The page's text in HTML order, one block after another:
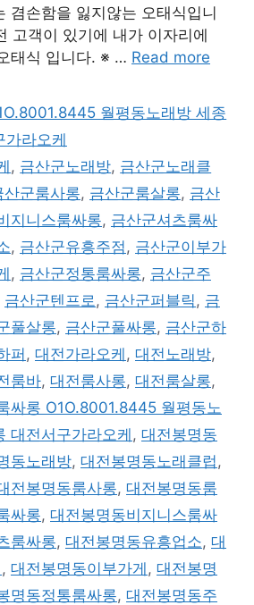
겸손함을 잃지않는 오태식입니
고객이 있기에 내가 이자리에
태식 입니다. ※ … Read more
월평동노래방 세종
가라오케
, 금산군노래방, 금산군노래클
산군룸사롱, 금산군룸살롱, 금산
지니스룸싸롱, 금산군셔츠룸싸
, 금산군유흥주점, 금산군이부가
, 금산군정통룸싸롱, 금산군주
금산군텐프로, 금산군퍼블릭, 금
풀살롱, 금산군풀싸롱, 금산군하
퍼, 대전가라오케 , 대전노래방,
룸바, 대전룸사롱, 대전룸살롱,
싸롱 O1O.8001.8445 월평동노
대전서구가라오케 , 대전봉명동
동노래방, 대전봉명동노래클럽,
전봉명동룸사롱, 대전봉명동룸
싸롱, 대전봉명동비지니스룸싸
룸싸롱, 대전봉명동유흥업소, 대
, 대전봉명동이부가게 , 대전봉명
명동정통룸싸롱, 대전봉명동주